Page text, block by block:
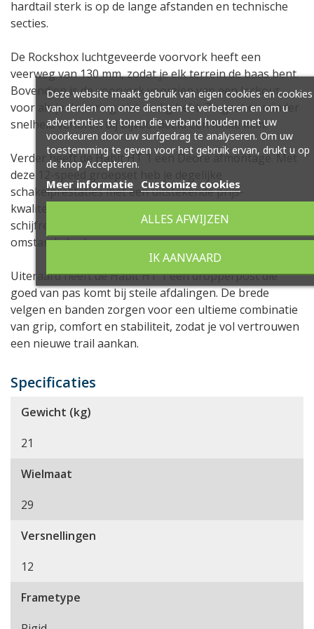
hardtail sterk is op de lange afstanden en technische
secties.
De Rockshox luchtgeveerde voorvork heeft een
veerweg van 130 mm, zodat je elk terrein de baas bent.
Bovendien is de voorvork voorzien van een lockout
voor als je de vering niet nodig hebt. Zo gaat er minder
snelheid verloren bij bijvoorbeeld een flinke klim.
Verder heeft de Habit HT 1 een Deore afmontage. Met
deze 12-speed groepset heb je degelijke
schakelprestaties met een uitstekende prijs-
kwaliteitverhouding. Samen met de hydraulische
schijfremmen heb je alle controle in handen, onder alle
omstandigheden.
Uiteraard heeft de Habit HT 1 een dropperpost die
goed van pas komt bij steile afdalingen. De brede
velgen en banden zorgen voor een ultieme combinatie
van grip, comfort en stabiliteit, zodat je vol vertrouwen
een nieuwe trail aankan.
Specificaties
Gewicht (kg)
21
Wielmaat
29
Versnellingen
12
Frametype
Deze website maakt gebruik van eigen cookies en cookies
van derden om onze diensten te verbeteren en om u
advertenties te tonen die verband houden met uw
voorkeuren door uw surfgedrag te analyseren. Om uw
toestemming te geven voor het gebruik ervan, drukt u op
de knop Accepteren.
Meer informatie Customize cookies
ALLES AFWIJZEN
IK AANVAARD